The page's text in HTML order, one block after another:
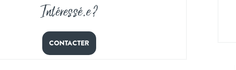
Intéressé.e ?
CONTACTER